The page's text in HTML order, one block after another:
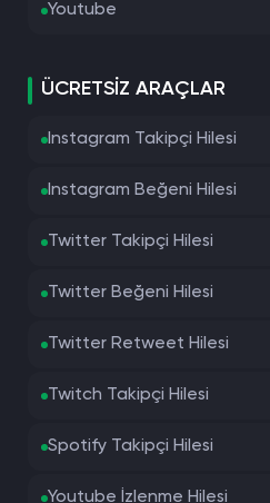
Youtube
ÜCRETSIZ ARAÇLAR
Instagram Takipçi Hilesi
Instagram Beğeni Hilesi
Twitter Takipçi Hilesi
Twitter Beğeni Hilesi
Twitter Retweet Hilesi
Twitch Takipçi Hilesi
Spotify Takipçi Hilesi
Youtube İzlenme Hilesi